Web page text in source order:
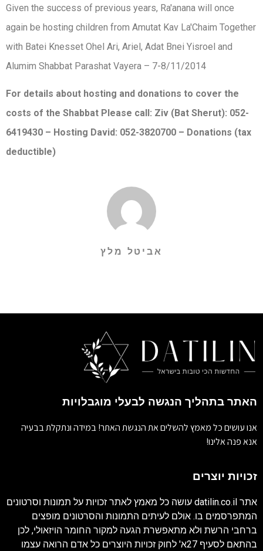
Given the success of previous years, Ra'anana will once
again be hosting children from Amutat Kav La'Chaim Together
with Batei Knesset Ohel Ari, Ariel, Adat Bnei Yisroel and
Alumim Shabbat Parashat Vayera – 7-8/11/2014
For details about hosting and donations to cover the
costs of the Shabbat Please call: Ziv (Bat Sherut): 052-
6419430 – Hosting David: 052-3820700 – Donations (tax
deductible)
אביטל מלץ
האתר בתהליך הנגשה לבעלי מוגבלויות
אנו עושים כל מאמץ להשלים את הנגשת האתר! במידה ונתקלת בבעיה
אנא פנה אלינו!
זכויות יוצרים
אתר datilin.co.il עושה כל מאמץ לאתר זכויות על תמונות וסרטונים
המתפרסמים בו. אולם לעיתים התמונות והסרטונים מופצים
ברחבי הרשת ולא מתאפשרת הגעה למקור החומר הויזאולי, לכן
בהתאם לסעיף 27א' לחוק זכויות היוצרים כל אדם הרואה עצמו